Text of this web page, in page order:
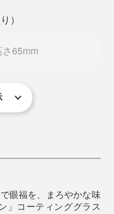
、内側はシルバー。
を引き立てていると
）
65mm
内容や方法の詳細は
洗うような）に中性
レンザーや研磨剤入
眼福を、まろやかな味
」コーティンググラス